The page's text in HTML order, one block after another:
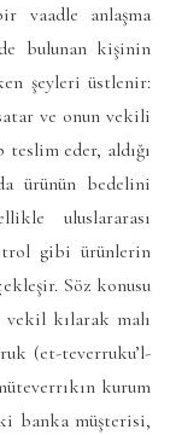
vaadle anlaşma
bulunan kişinin
şeyleri üstlenir:
ve onun vekili
eder, aldığı
ürünün bedelini
uluslararası
gibi ürünlerin
Söz konusu
vekil kılarak malı
(et-teverruku’l-
kurum
banka müşterisi,